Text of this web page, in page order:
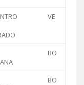
VE
BO
BO